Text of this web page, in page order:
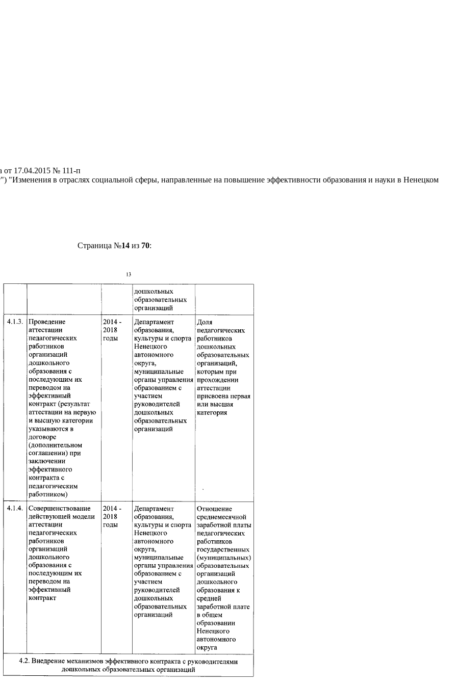
от 17.04.2015 № 111-п
в отраслях социальной сферы, направленные на повышение эффективности образования и науки в Ненецком
Страница №14из 70: